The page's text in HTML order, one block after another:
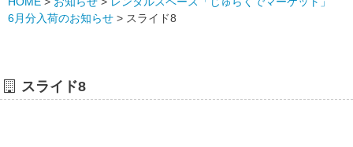
6月分入荷のお知らせ > スライド8
スライド8